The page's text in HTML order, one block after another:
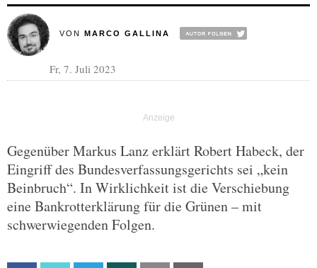
VON MARCO GALLINA
Fr, 7. Juli 2023
Gegenüber Markus Lanz erklärt Robert Habeck, der
Eingriff des Bundesverfassungsgerichts sei „kein
Beinbruch“. In Wirklichkeit ist die Verschiebung
eine Bankrotterklärung für die Grünen – mit
schwerwiegenden Folgen.